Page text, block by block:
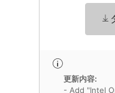
更新内容:
- Add "Intel